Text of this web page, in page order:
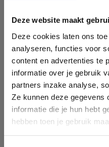
Deze website maakt
Deze cookies laten ons
analyseren, functies voor
content en advertenties te
informatie over je gebruik
partners inzake analyse,
Ze kunnen deze gegevens
informatie die je hun hebt
hebben toen je gebruik
Subscribe
Nous pouvons partager
personnelles, y compris le
(i) pour se conformer à
procédure ou à une
prévenir ou essayer de
de sécurité techniques ; ou
propriété du CIM, y
générales d'utilisation.
Plateformes de médias